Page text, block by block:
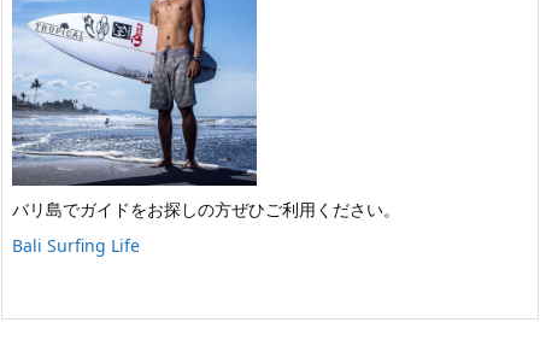
バリ島でガイドをお探しの方ぜひご利用ください。
Bali Surfing Life